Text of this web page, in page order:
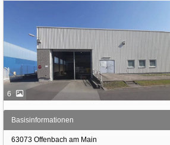
6
Basisinformationen
63073 Offenbach am Main